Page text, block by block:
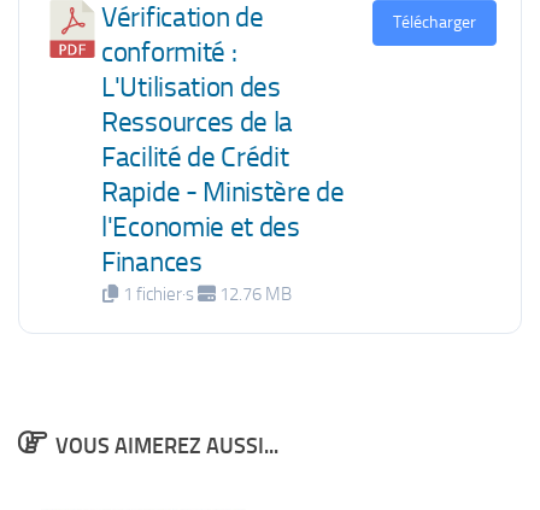
Vérification de
conformité :
L'Utilisation des
Ressources de la
Facilité de Crédit
Rapide - Ministère de
l'Economie et des
Finances
1 fichier·s 12.76 MB
Télécharger
VOUS AIMEREZ AUSSI...